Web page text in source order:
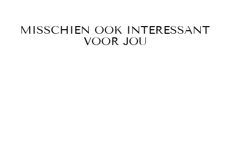
MISSCHIEN OOK INTERESSANT
VOOR JOU